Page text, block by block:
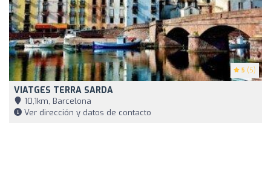
5 (5)
VIATGES TERRA SARDA
10,1km, Barcelona
Ver dirección y datos de contacto